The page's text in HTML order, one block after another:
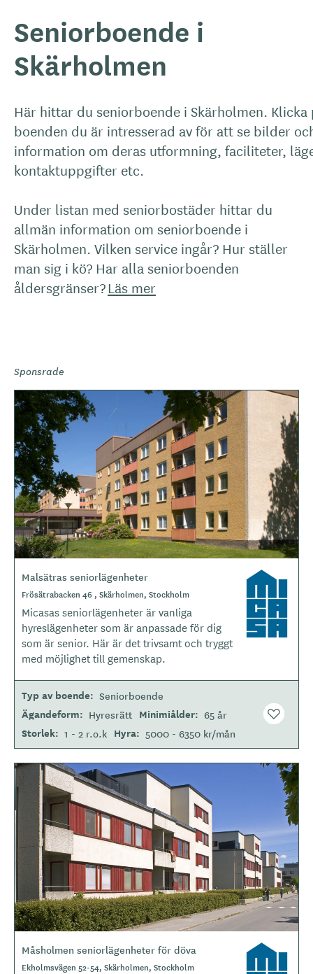
Seniorboende i
Skärholmen
Här hittar du seniorboende i Skärholmen. Klicka
boenden du är intresserad av för att se bilder
information om deras utformning, faciliteter,
kontaktuppgifter etc.
Under listan med seniorbostäder hittar du
allmän information om seniorboende i
Skärholmen. Vilken service ingår? Hur ställer
man sig i kö? Har alla seniorboenden
åldersgränser?Läs mer
Sponsrade
L
o
t
e
Malsätras seniorlägenheter
Frösätrabacken 46 , Skärholmen, Stockholm
Micasas seniorlägenheter är vanliga
hyreslägenheter som är anpassade för dig
som är senior. Här är det trivsamt och tryggt
med möjlighet till gemenskap.
Typ av boende Seniorboende
Ägandeform Hyresrätt Minimiålder 65 år
Storlek 1 - 2 r.o.k Hyra 5000 - 6350 kr/mån
L
Måsholmen seniorlägenheter för döva
Ekholmsvägen 52-54, Skärholmen, Stockholm